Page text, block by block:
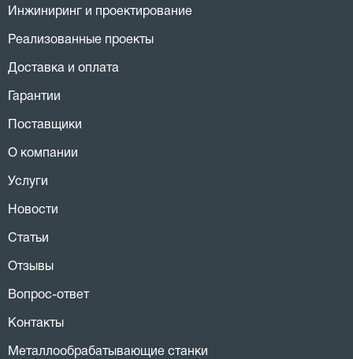
Инжиниринг и проектирование
Реализованные проекты
Доставка и оплата
Гарантии
Поставщики
О компании
Услуги
Новости
Статьи
Отзывы
Вопрос-ответ
Контакты
Металлообрабатывающие станки